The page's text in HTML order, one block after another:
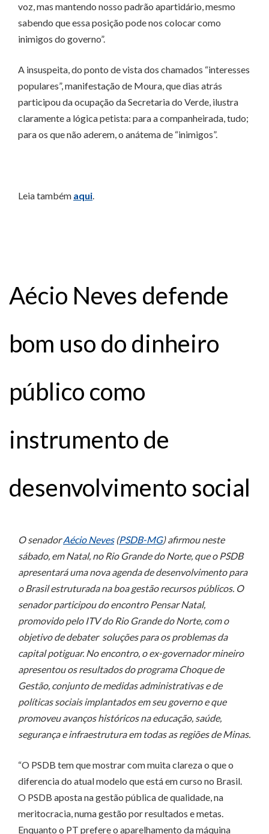
voz, mas mantendo nosso padrão apartidário, mesmo
sabendo que essa posição pode nos colocar como
inimigos do governo”.
A insuspeita, do ponto de vista dos chamados “interesses
populares”, manifestação de Moura, que dias atrás
participou da ocupação da Secretaria do Verde, ilustra
claramente a lógica petista: para a companheirada, tudo;
para os que não aderem, o anátema de “inimigos”.
Leia também aqui.
Aécio Neves defende
bom uso do dinheiro
público como
instrumento de
desenvolvimento social
O senadorAécio Neves(PSDB-MG) afirmou neste
sábado, em Natal, no Rio Grande do Norte, que o PSDB
apresentará uma nova agenda de desenvolvimento para
o Brasil estruturada na boa gestão recursos públicos. O
senador participou do encontro Pensar Natal,
promovido pelo ITV do Rio Grande do Norte, com o
objetivo de debater soluções para os problemas da
capital potiguar. No encontro, o ex-governador mineiro
apresentou os resultados do programa Choque de
Gestão, conjunto de medidas administrativas e de
políticas sociais implantados em seu governo e que
promoveu avanços históricos na educação, saúde,
segurança e infraestrutura em todas as regiões de Minas.
“O PSDB tem que mostrar com muita clareza o que o
diferencia do atual modelo que está em curso no Brasil.
O PSDB aposta na gestão pública de qualidade, na
meritocracia, numa gestão por resultados e metas.
Enquanto o PT prefere o aparelhamento da máquina